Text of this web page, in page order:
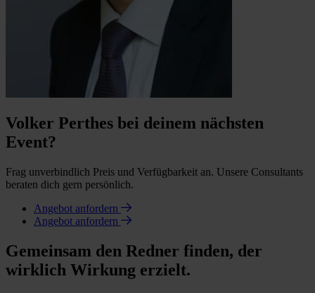
Volker Perthes bei deinem nächsten
Event?
Frag unverbindlich Preis und Verfügbarkeit an. Unsere Consultants
beraten dich gern persönlich.
Angebot anfordern
Angebot anfordern
Gemeinsam den Redner finden, der
wirklich Wirkung erzielt.